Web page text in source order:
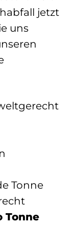
jetzt
uns
Tonne
Tonne